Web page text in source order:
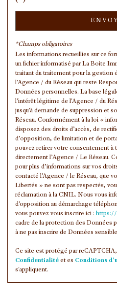
Habitants de plus de 55 ans
Nombre d'enfants par famille
Familles avec 1 ou 2 enfants
Maisons
Appartements
Familles avec 3 enfants
*Champs obligatoires
Les informations recueillies sur ce
un fichier informatisé par La Boite
traitant du traitement pour la gestion
l'Agence / du Réseau qui reste
Données personnelles. La base
l'intérêt légitime de l'Agence / du
jusqu'à demande de suppression et
Réseau. Conformément à la loi «
disposez des droits d’accès, de
d’opposition, de limitation et de
pouvez retirer votre consentement à
directement l’Agence / Le Réseau.
pour plus d’informations sur vos
contacté l'Agence / le Réseau, que
Libertés » ne sont pas respectés,
réclamation à la CNIL. Nous vous
d'opposition au démarchage
vous pouvez vous inscrire ici : https://
cadre de la protection des Données
à ne pas inscrire de Données
Ce site est protégé par
Confidentialité et es Conditions
s'appliquent.